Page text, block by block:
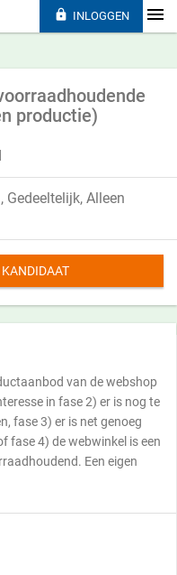
productie)
Gedeeltelijk, Alleen
van de webshop
in fase 2) er is nog te
fase 3) er is net genoeg
fase 4) de webwinkel is een
Een eigen
 INLOGGEN